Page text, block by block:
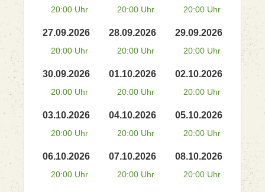
20:00 Uhr 20:00 Uhr 20:00 Uhr
27.09.2026
20:00 Uhr
28.09.2026
20:00 Uhr
29.09.2026
20:00 Uhr
30.09.2026
20:00 Uhr
01.10.2026
20:00 Uhr
02.10.2026
20:00 Uhr
03.10.2026
20:00 Uhr
04.10.2026
20:00 Uhr
05.10.2026
20:00 Uhr
06.10.2026
20:00 Uhr
07.10.2026
20:00 Uhr
08.10.2026
20:00 Uhr